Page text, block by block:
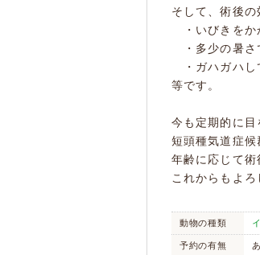
そして、術後の
・いびきをか
・多少の暑さ
・ガハガハし
等です。
今も定期的に目
短頭種気道症候
年齢に応じて術
これからもよろ
動物の種類
予約の有無